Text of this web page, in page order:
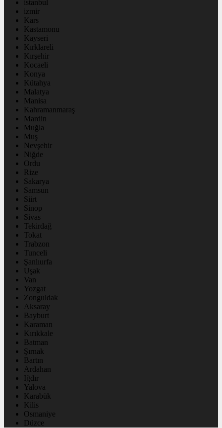
istanbul
izmir
Kars
Kastamonu
Kayseri
Kırklareli
Kırşehir
Kocaeli
Konya
Kütahya
Malatya
Manisa
Kahramanmaraş
Mardin
Muğla
Muş
Nevşehir
Niğde
Ordu
Rize
Sakarya
Samsun
Siirt
Sinop
Sivas
Tekirdağ
Tokat
Trabzon
Tunceli
Şanlıurfa
Uşak
Van
Yozgat
Zonguldak
Aksaray
Bayburt
Karaman
Kırıkkale
Batman
Şırnak
Bartın
Ardahan
Iğdır
Yalova
Karabük
Kilis
Osmaniye
Düzce